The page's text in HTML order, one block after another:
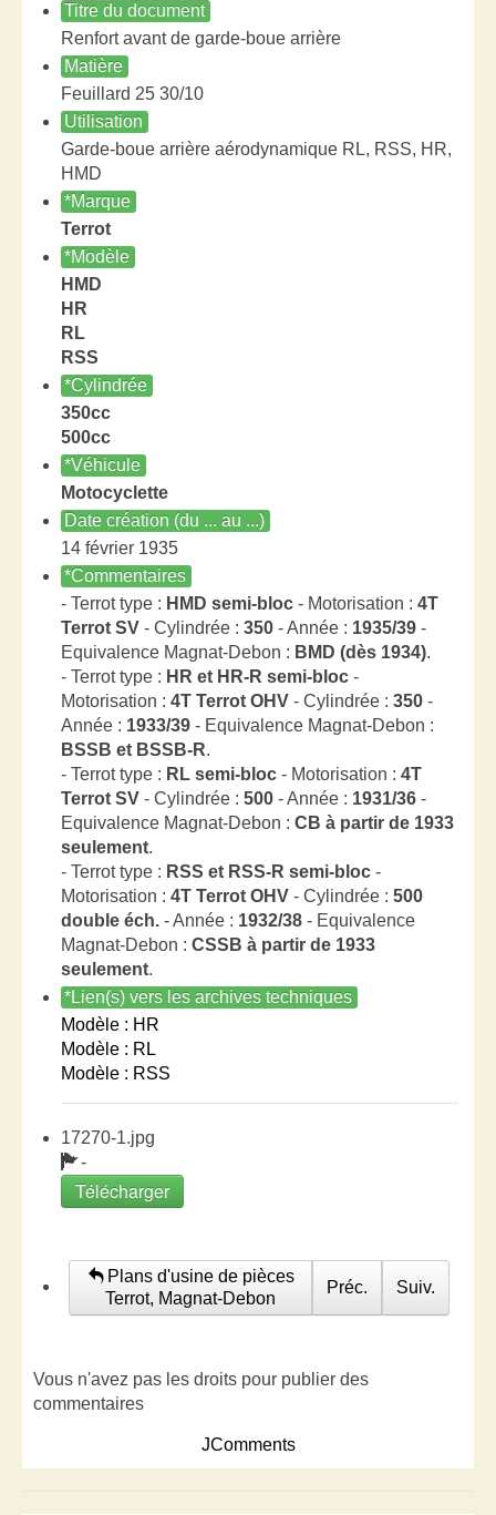
Titre du document
Renfort avant de garde-boue arrière
Matière
Feuillard 25 30/10
Utilisation
Garde-boue arrière aérodynamique RL, RSS, HR,
HMD
*Marque
Terrot
*Modèle
HMD
HR
RL
RSS
*Cylindrée
350cc
500cc
*Véhicule
Motocyclette
Date création (du ... au ...)
14 février 1935
*Commentaires
- Terrot type : HMD semi-bloc - Motorisation : 4T
Terrot SV - Cylindrée : 350 - Année : 1935/39 -
Equivalence Magnat-Debon : BMD (dès 1934).
- Terrot type : HR et HR-R semi-bloc -
Motorisation : 4T Terrot OHV - Cylindrée : 350 -
Année : 1933/39 - Equivalence Magnat-Debon :
BSSB et BSSB-R.
- Terrot type : RL semi-bloc - Motorisation : 4T
Terrot SV - Cylindrée : 500 - Année : 1931/36 -
Equivalence Magnat-Debon : CB à partir de 1933
seulement.
- Terrot type : RSS et RSS-R semi-bloc -
Motorisation : 4T Terrot OHV - Cylindrée : 500
double éch. - Année : 1932/38 - Equivalence
Magnat-Debon : CSSB à partir de 1933
seulement.
*Lien(s) vers les archives techniques
Modèle : HR
Modèle : RL
Modèle : RSS
17270-1.jpg
-
Télécharger
Plans d'usine de pièces
Terrot, Magnat-Debon
Préc. Suiv.
Vous n'avez pas les droits pour publier des
commentaires
JComments